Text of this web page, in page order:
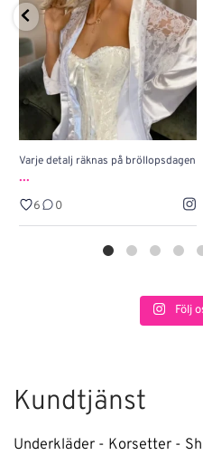
Varje detalj räknas på bröllopsdagen
...
6 0
Följ
Kundtjänst
Underkläder - Korsetter -